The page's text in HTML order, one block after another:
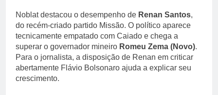
Noblat destacou o desempenho de Renan Santos,
do recém-criado partido Missão. O político aparece
tecnicamente empatado com Caiado e chega a
superar o governador mineiro Romeu Zema (Novo).
Para o jornalista, a disposição de Renan em criticar
abertamente Flávio Bolsonaro ajuda a explicar seu
crescimento.